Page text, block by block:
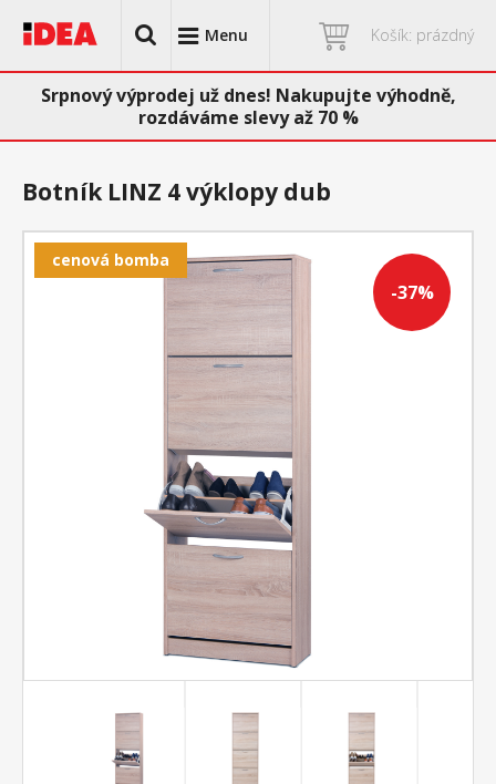
Menu Košík: prázdný
Srpnový výprodej už dnes! Nakupujte výhodně,
rozdáváme slevy až 70 %
-37%
cenová bomba
Botník LINZ 4 výklopy dub